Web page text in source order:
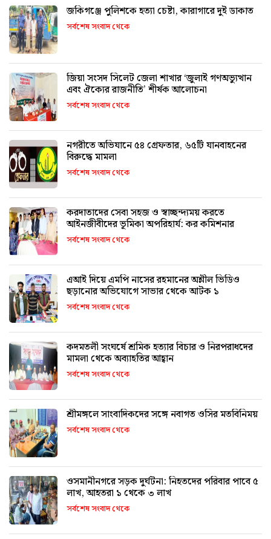
জকিগঞ্জে পুলিশকে হত্যা চেষ্টা, কারাগারে দুই ডাকাত
সর্বশেষ সংবাদ থেকে
জিয়া সংসদ সিলেট জেলা শাখার ‘জুলাই গণঅভ্যুত্থান
এবং ঐক্যের রাজনীতি’ শীর্ষক আলোচনা
সর্বশেষ সংবাদ থেকে
নগরীতে অভিযানে ৫৪ গ্রেফতার, ৬৫টি যানবাহনের
বিরুদ্ধে মামলা
সর্বশেষ সংবাদ থেকে
করদাতাদের সেবা সহজ ও স্বাচ্ছন্দ্যময় করতে
আইনজীবীদের ভূমিকা অপরিহার্য: কর কমিশনার
সর্বশেষ সংবাদ থেকে
এআই দিয়ে এমপি নাসের রহমানের অশ্লীল ভিডিও
ছড়ানোর অভিযোগে সাভার থেকে আটক ১
সর্বশেষ সংবাদ থেকে
কদমতলী সংঘর্ষে শ্রমিক হত্যার বিচার ও নিরপরাধদের
মামলা থেকে অব্যাহতির আহ্বান
সর্বশেষ সংবাদ থেকে
শ্রীমঙ্গলে সাংবাদিকদের সঙ্গে নবাগত ওসির মতবিনিময়
সর্বশেষ সংবাদ থেকে
ওসমানীনগরে সড়ক দুর্ঘটনা: নিহতদের পরিবার পাবে ৫
লাখ, আহতরা ১ থেকে ৩ লাখ
সর্বশেষ সংবাদ থেকে